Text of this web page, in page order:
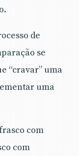
de
se
“cravar” uma
uma
com
com